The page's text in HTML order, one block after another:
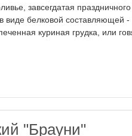
завсегдатая
виде белковой составляющей
куриная грудка, или
"Брауни"